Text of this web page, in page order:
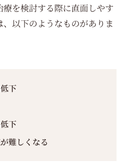
を検討する際に直面しやす
以下のようなものがありま
下
下
難しくなる